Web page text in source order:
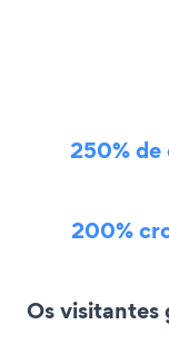
250%
200%
Os visitantes